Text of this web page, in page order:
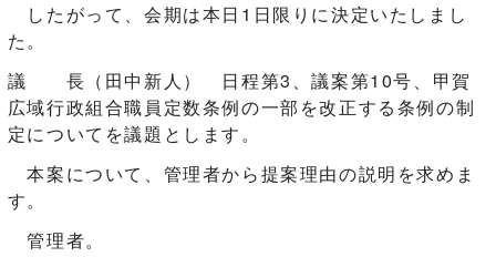
したがって、会期は本日1日限りに決定いたしまし
た。
議 長（田中新人） 日程第3、議案第10号、甲賀
広域行政組合職員定数条例の一部を改正する条例の制
定についてを議題とします。
本案について、管理者から提案理由の説明を求めま
す。
管理者。